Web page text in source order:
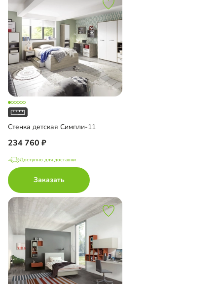
Стенка детская Симпли-11
234 760
Доступно для доставки
Заказать